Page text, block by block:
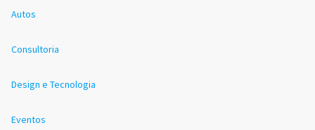
Autos
Consultoria
Design e Tecnologia
Eventos